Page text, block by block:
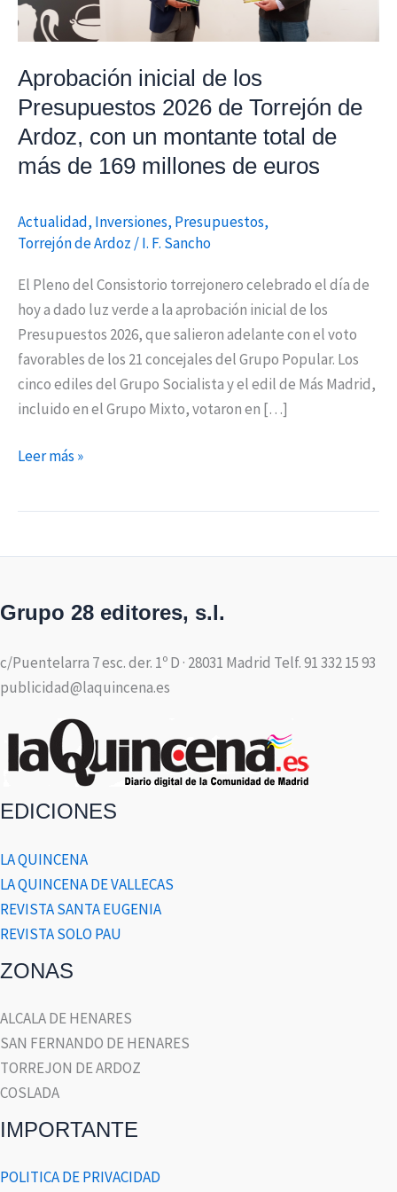
Aprobación inicial de los
Presupuestos 2026 de Torrejón de
Ardoz, con un montante total de
más de 169 millones de euros
Actualidad, Inversiones, Presupuestos,
Torrejón de Ardoz/I. F. Sancho
El Pleno del Consistorio torrejonero celebrado el día de
hoy a dado luz verde a la aprobación inicial de los
Presupuestos 2026, que salieron adelante con el voto
favorables de los 21 concejales del Grupo Popular. Los
cinco ediles del Grupo Socialista y el edil de Más Madrid,
incluido en el Grupo Mixto, votaron en […]
de
Torrejón
Ardoz,
con
un
montante
más
169
millones
de
euros
Leer más »
Grupo 28 editores, s.l.
c/Puentelarra 7 esc. der. 1º D · 28031 Madrid Telf. 91 332 15 93
publicidad@laquincena.es
EDICIONES
LA QUINCENA
LA QUINCENA DE VALLECAS
REVISTA SANTA EUGENIA
REVISTA SOLO PAU
ZONAS
ALCALA DE HENARES
SAN FERNANDO DE HENARES
TORREJON DE ARDOZ
COSLADA
IMPORTANTE
POLITICA DE PRIVACIDAD